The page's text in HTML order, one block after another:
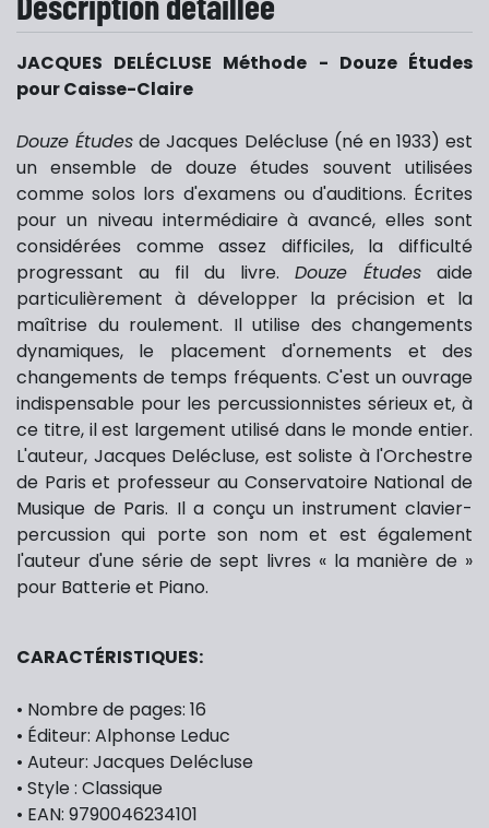
JACQUES DELÉCLUSE Méthode - Douze Études
pour Caisse-Claire
Douze Études de Jacques Delécluse (né en 1933) est
un ensemble de douze études souvent utilisées
comme solos lors d'examens ou d'auditions. Écrites
pour un niveau intermédiaire à avancé, elles sont
considérées comme assez difficiles, la difficulté
progressant au fil du livre. Douze Études aide
particulièrement à développer la précision et la
maîtrise du roulement. Il utilise des changements
dynamiques, le placement d'ornements et des
changements de temps fréquents. C'est un ouvrage
indispensable pour les percussionnistes sérieux et, à
ce titre, il est largement utilisé dans le monde entier.
L'auteur, Jacques Delécluse, est soliste à l'Orchestre
de Paris et professeur au Conservatoire National de
Musique de Paris. Il a conçu un instrument clavier-
percussion qui porte son nom et est également
l'auteur d'une série de sept livres « la manière de »
pour Batterie et Piano.
CARACTÉRISTIQUES:
• Nombre de pages: 16
• Éditeur: Alphonse Leduc
• Auteur: Jacques Delécluse
• Style : Classique
• EAN: 9790046234101